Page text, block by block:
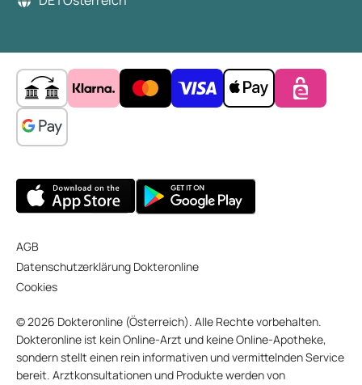
AGB
Datenschutzerklärung Dokteronline
Cookies
© 2026 Dokteronline (Österreich). Alle Rechte vorbehalten.
Dokteronline ist kein Online-Arzt und keine Online-Apotheke,
sondern stellt einen rein informativen und vermittelnden Service
bereit. Arztkonsultationen und Produkte werden von